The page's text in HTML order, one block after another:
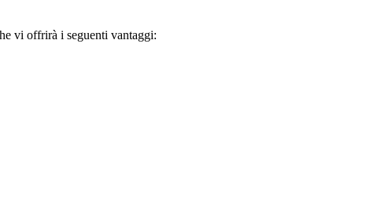
vi offrirà i seguenti vantaggi: